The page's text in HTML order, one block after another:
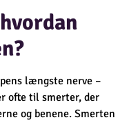
længste nerve –
ofte til smerter, der
og benene. Smerten